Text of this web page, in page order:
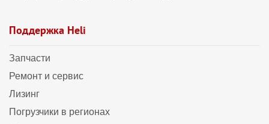
Поддержка Heli
Запчасти
Ремонт и сервис
Лизинг
Погрузчики в регионах